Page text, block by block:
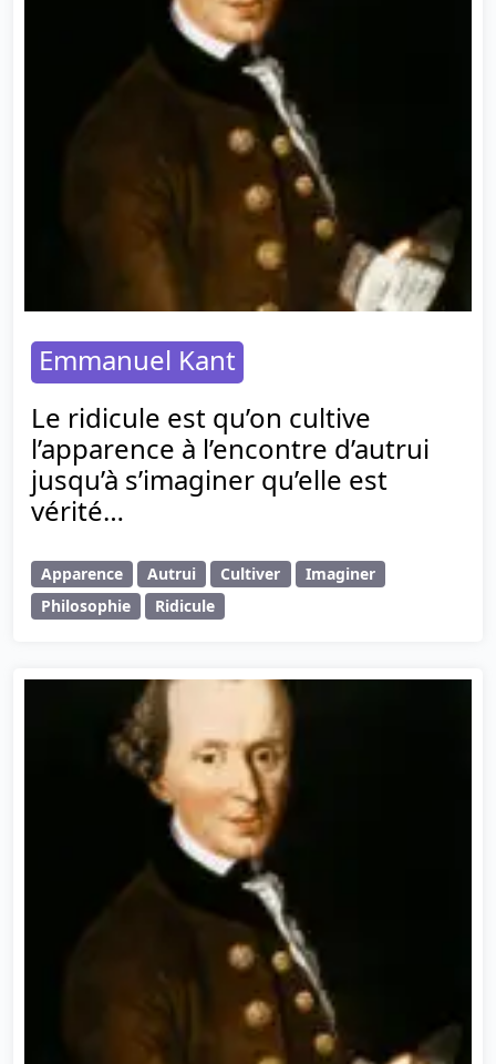
Emmanuel Kant
Le ridicule est qu’on cultive
l’apparence à l’encontre d’autrui
jusqu’à s’imaginer qu’elle est
vérité…
Apparence Autrui Cultiver
Imaginer
Philosophie
Ridicule